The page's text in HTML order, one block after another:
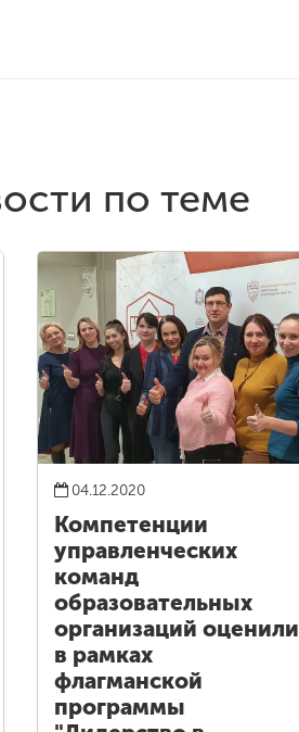
по теме
04.12.2020
Компетенции
управленческих
команд
образовательных
организаций оценили
в рамках
флагманской
программы